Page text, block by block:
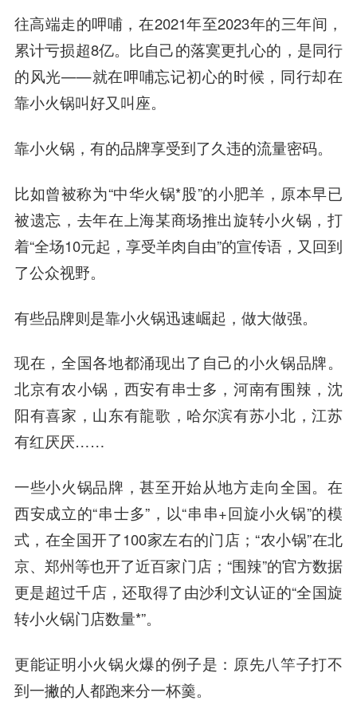
往高端走的呷哺，在2021年至2023年的三年间，
累计亏损超8亿。比自己的落寞更扎心的，是同行
的风光——就在呷哺忘记初心的时候，同行却在
靠小火锅叫好又叫座。
靠小火锅，有的品牌享受到了久违的流量密码。
比如曾被称为“中华火锅*股”的小肥羊，原本早已
被遗忘，去年在上海某商场推出旋转小火锅，打
着“全场10元起，享受羊肉自由”的宣传语，又回到
了公众视野。
有些品牌则是靠小火锅迅速崛起，做大做强。
现在，全国各地都涌现出了自己的小火锅品牌。
北京有农小锅，西安有串士多，河南有围辣，沈
阳有喜家，山东有龍歌，哈尔滨有苏小北，江苏
有红厌厌……
一些小火锅品牌，甚至开始从地方走向全国。在
西安成立的“串士多”，以“串串+回旋小火锅”的模
式，在全国开了100家左右的门店；“农小锅”在北
京、郑州等也开了近百家门店；“围辣”的官方数据
更是超过千店，还取得了由沙利文认证的“全国旋
转小火锅门店数量*”。
更能证明小火锅火爆的例子是：原先八竿子打不
到一撇的人都跑来分一杯羹。